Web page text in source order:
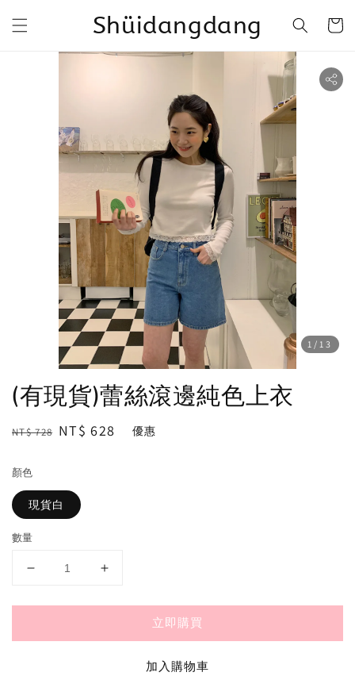
Shüidangdang
1 /13
(有現貨)蕾絲滾邊純色上衣
Regular
NT$ 728 Sale
NT$ 628 優惠
顏色
現貨白
數量
立即購買
加入購物車